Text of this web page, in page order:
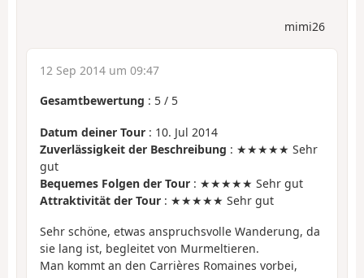
mimi26
12 Sep 2014 um 09:47
Gesamtbewertung : 5 / 5
Datum deiner Tour : 10. Jul 2014
Zuverlässigkeit der Beschreibung : ★★★★★ Sehr
gut
Bequemes Folgen der Tour : ★★★★★ Sehr gut
Attraktivität der Tour : ★★★★★ Sehr gut
Sehr schöne, etwas anspruchsvolle Wanderung, da
sie lang ist, begleitet von Murmeltieren.
Man kommt an den Carrières Romaines vorbei,